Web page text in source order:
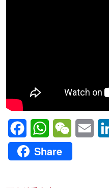
FacebookWhatsAppWeChatEmail
Share